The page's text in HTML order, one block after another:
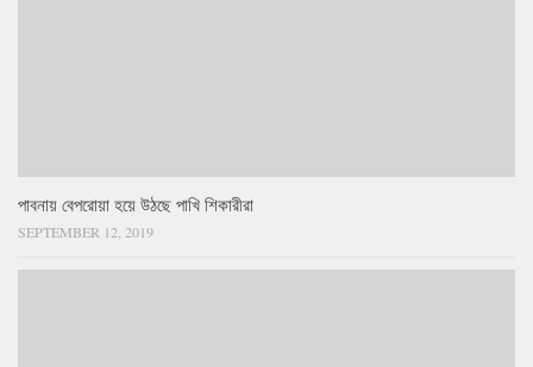
পাবনায় বেপরোয়া হয়ে উঠছে পাখি শিকারীরা
SEPTEMBER 12, 2019